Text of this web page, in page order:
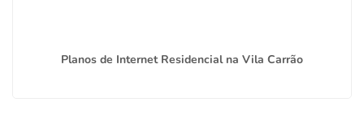
Planos de Internet Residencial na Vila Carrão